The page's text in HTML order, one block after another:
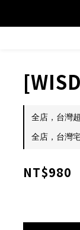
全店，台灣
全店，台灣
NT$980